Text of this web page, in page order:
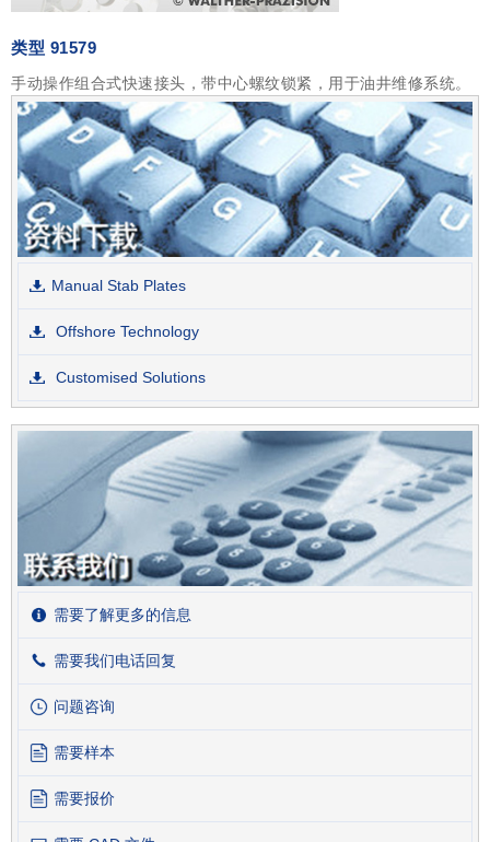
类型 91579
手动操作组合式快速接头，带中心螺纹锁紧，用于油井维修系统。
Manual Stab Plates
Offshore Technology
Customised Solutions
需要了解更多的信息
需要我们电话回复
问题咨询
需要样本
需要报价